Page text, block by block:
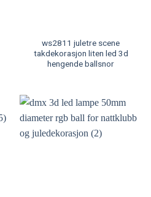
ws2811 juletre scene
takdekorasjon liten led 3d
hengende ballsnor